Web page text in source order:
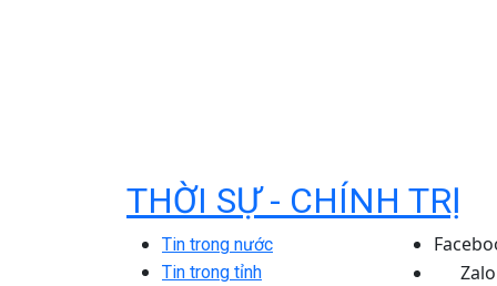
THỜI SỰ - CHÍNH TRỊ
Tin trong nước
Tin trong tỉnh
Zalo